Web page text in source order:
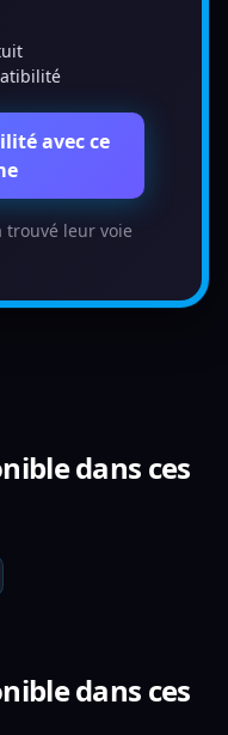
avec ce
trouvé leur voie
dans ces
dans ces